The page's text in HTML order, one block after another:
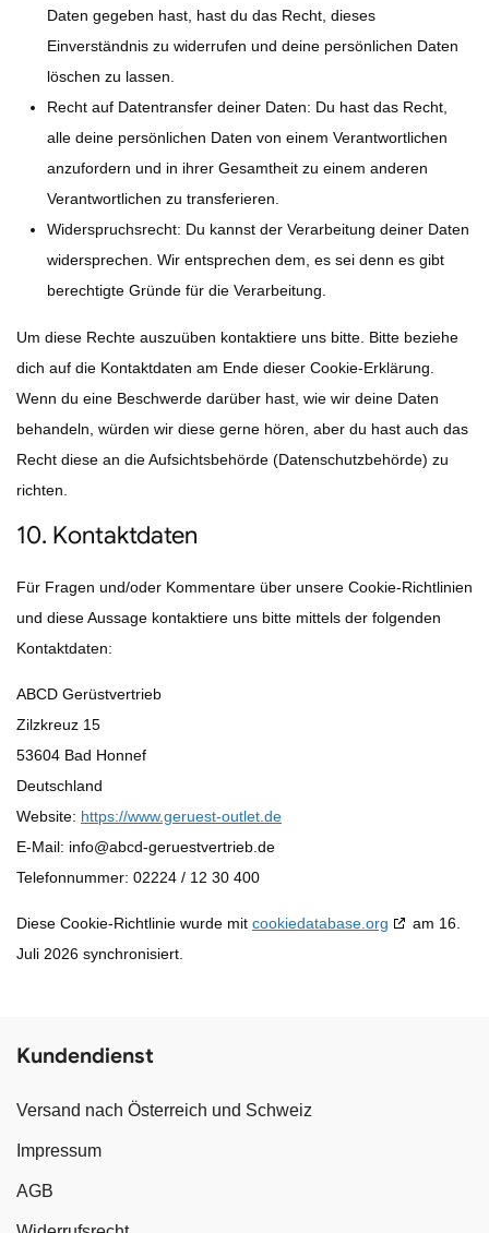
Daten gegeben hast, hast du das Recht, dieses
Einverständnis zu widerrufen und deine persönlichen Daten
löschen zu lassen.
Recht auf Datentransfer deiner Daten: Du hast das Recht,
alle deine persönlichen Daten von einem Verantwortlichen
anzufordern und in ihrer Gesamtheit zu einem anderen
Verantwortlichen zu transferieren.
Widerspruchsrecht: Du kannst der Verarbeitung deiner Daten
widersprechen. Wir entsprechen dem, es sei denn es gibt
berechtigte Gründe für die Verarbeitung.
Um diese Rechte auszuüben kontaktiere uns bitte. Bitte beziehe
dich auf die Kontaktdaten am Ende dieser Cookie-Erklärung.
Wenn du eine Beschwerde darüber hast, wie wir deine Daten
behandeln, würden wir diese gerne hören, aber du hast auch das
Recht diese an die Aufsichtsbehörde (Datenschutzbehörde) zu
richten.
10. Kontaktdaten
Für Fragen und/oder Kommentare über unsere Cookie-Richtlinien
und diese Aussage kontaktiere uns bitte mittels der folgenden
Kontaktdaten:
ABCD Gerüstvertrieb
Zilzkreuz 15
53604 Bad Honnef
Deutschland
Website: https://www.geruest-outlet.de
E-Mail: info@abcd-geruestvertrieb.de
Telefonnummer: 02224 / 12 30 400
Diese Cookie-Richtlinie wurde mit cookiedatabase.org
am 16.
Juli 2026 synchronisiert.
Kundendienst
Versand nach Österreich und Schweiz
Impressum
AGB